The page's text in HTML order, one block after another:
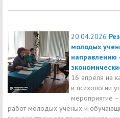
20.04.2026
молодых
направлению
16 апреля на
и психологии
мероприятие –
работ молодых учёных и